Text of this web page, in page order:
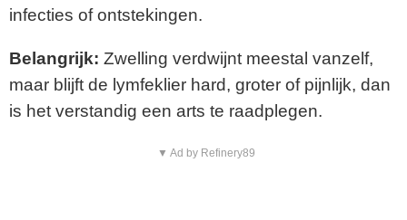
infecties of ontstekingen.
Belangrijk: Zwelling verdwijnt meestal vanzelf,
maar blijft de lymfeklier hard, groter of pijnlijk, dan
is het verstandig een arts te raadplegen.
▼ Ad by Refinery89